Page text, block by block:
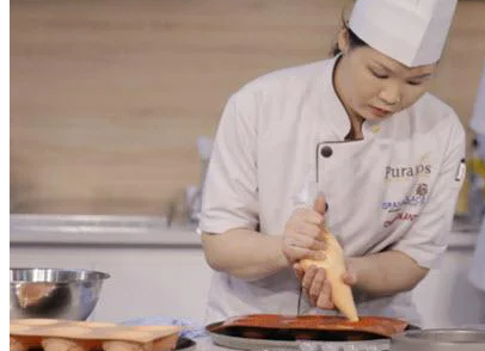
Khởi Sự Kinh Doanh Spa và Salon
Kinh Doanh Chuỗi và Nhượng Quyền Spa, Salon
Chăm Sóc Và Điều Trị Da
Chuyên Viên Trang Điểm
Trang Điểm Cô Dâu
Phun Xăm Thẩm Mỹ
Kỹ Thuật Tạo Sợi Hairstroke
Barber Chuyên Nghiệp
Kỹ Thuật Chải Bới Tóc Chuyên Nghiệp
Quản Lý Hair Salon Chuyên Nghiệp
Nối Mi Chuyên Nghiệp